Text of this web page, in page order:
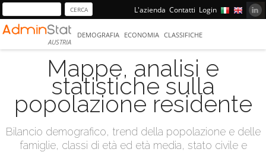
L'azienda Contatti Login
AUSTRIA
DEMOGRAFIA ECONOMIA CLASSIFICHE
Mappe, analisi e
statistiche sulla
popolazione residente
Bilancio demografico, trend della popolazione e delle
famiglie, classi di età ed età media, stato civile e